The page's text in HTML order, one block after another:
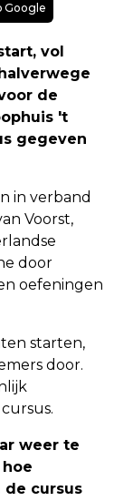
Google
vol
de
't
gegeven
in verband
Voorst,
door
oefeningen
starten,
door.
weer te
cursus